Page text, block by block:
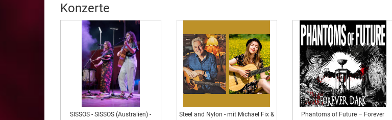
Konzerte
SISSOS - SISSOS (Australien) -
Steel and Nylon - mit Michael Fix &
Phantoms of Future – Forever